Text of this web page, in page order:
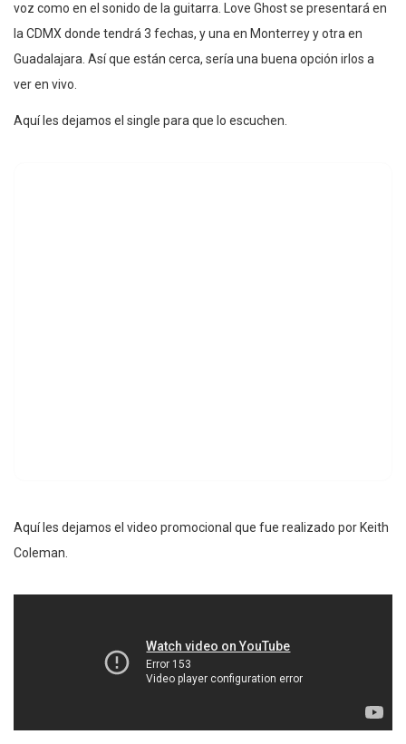
voz como en el sonido de la guitarra. Love Ghost se presentará en
la CDMX donde tendrá 3 fechas, y una en Monterrey y otra en
Guadalajara. Así que están cerca, sería una buena opción irlos a
ver en vivo.
Aquí les dejamos el single para que lo escuchen.
Aquí les dejamos el video promocional que fue realizado por Keith
Coleman.